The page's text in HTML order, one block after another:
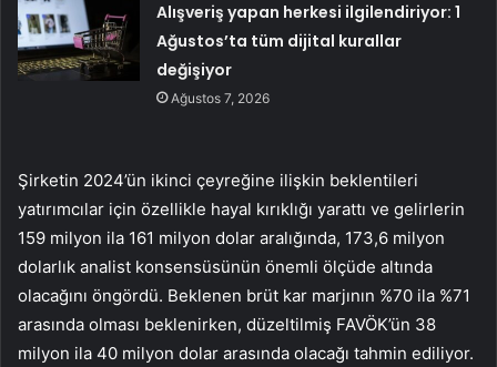
Alışveriş yapan herkesi ilgilendiriyor: 1
Ağustos’ta tüm dijital kurallar
değişiyor
Ağustos 7, 2026
Şirketin 2024’ün ikinci çeyreğine ilişkin beklentileri
yatırımcılar için özellikle hayal kırıklığı yarattı ve gelirlerin
159 milyon ila 161 milyon dolar aralığında, 173,6 milyon
dolarlık analist konsensüsünün önemli ölçüde altında
olacağını öngördü. Beklenen brüt kar marjının %70 ila %71
arasında olması beklenirken, düzeltilmiş FAVÖK’ün 38
milyon ila 40 milyon dolar arasında olacağı tahmin ediliyor.